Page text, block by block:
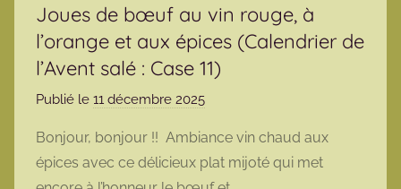
Joues de bœuf au vin rouge, à
l’orange et aux épices (Calendrier de
l’Avent salé : Case 11)
Publié le 11 décembre 2025
r
m
Bonjour, bonjour !! Ambiance vin chaud aux
épices avec ce délicieux plat mijoté qui met